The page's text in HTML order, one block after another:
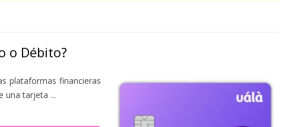
o Débito?
plataformas financieras
una tarjeta ...